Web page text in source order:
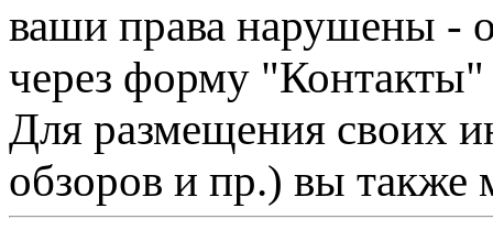
ваши права нарушены -
через форму "Контакты"
Для размещения своих
обзоров и пр.) вы также